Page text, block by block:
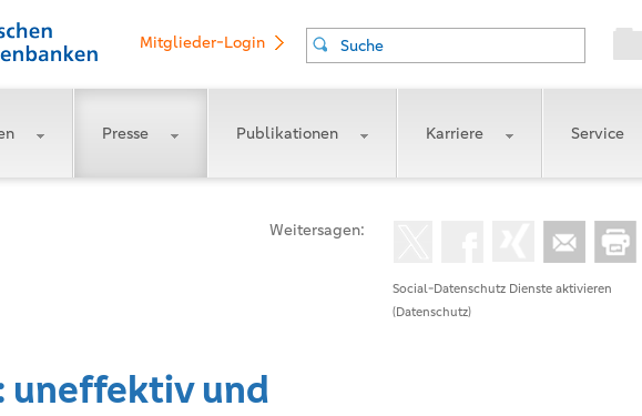
Suche
Mitglieder-Login
Presse Publikationen Karriere Service
Social-Datenschutz Dienste aktivieren
(Datenschutz)
Weitersagen:
uneffektiv und